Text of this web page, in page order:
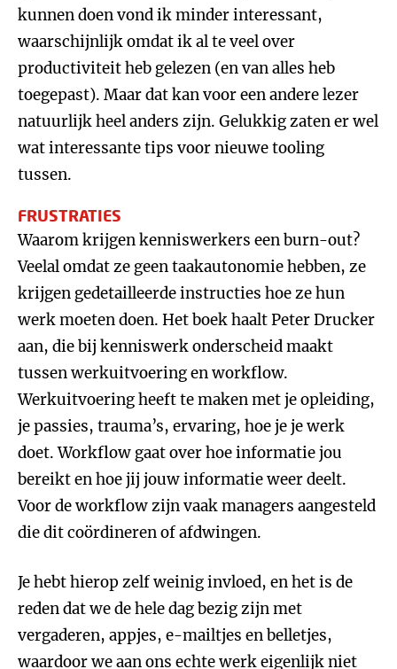
kunnen doen vond ik minder interessant,
waarschijnlijk omdat ik al te veel over
productiviteit heb gelezen (en van alles heb
toegepast). Maar dat kan voor een andere lezer
natuurlijk heel anders zijn. Gelukkig zaten er wel
wat interessante tips voor nieuwe tooling
tussen.
FRUSTRATIES
Waarom krijgen kenniswerkers een burn-out?
Veelal omdat ze geen taakautonomie hebben, ze
krijgen gedetailleerde instructies hoe ze hun
werk moeten doen. Het boek haalt Peter Drucker
aan, die bij kenniswerk onderscheid maakt
tussen werkuitvoering en workflow.
Werkuitvoering heeft te maken met je opleiding,
je passies, trauma’s, ervaring, hoe je je werk
doet. Workflow gaat over hoe informatie jou
bereikt en hoe jij jouw informatie weer deelt.
Voor de workflow zijn vaak managers aangesteld
die dit coördineren of afdwingen.
Je hebt hierop zelf weinig invloed, en het is de
reden dat we de hele dag bezig zijn met
vergaderen, appjes, e-mailtjes en belletjes,
waardoor we aan ons echte werk eigenlijk niet